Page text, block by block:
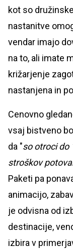
kot so
nastanitve
vendar imajo
na to, ali imate
križarjenje
nastanjena in
Cenovno
vsaj bistveno
da "so otroci do
stroškov
Paketi pa
animacijo,
je odvisna od
destinacije,
izbira v